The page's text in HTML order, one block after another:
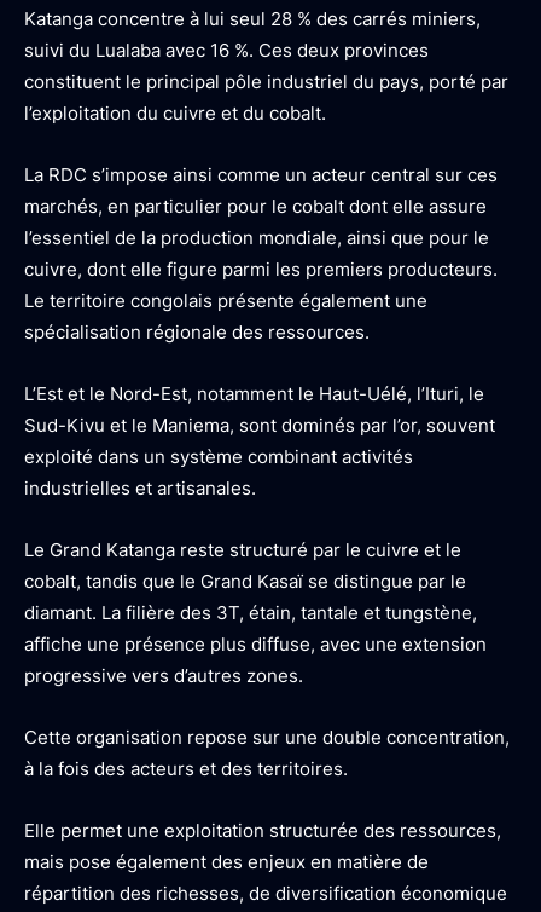
Katanga concentre à lui seul 28 % des carrés miniers,
suivi du Lualaba avec 16 %. Ces deux provinces
constituent le principal pôle industriel du pays, porté par
l’exploitation du cuivre et du cobalt.
La RDC s’impose ainsi comme un acteur central sur ces
marchés, en particulier pour le cobalt dont elle assure
l’essentiel de la production mondiale, ainsi que pour le
cuivre, dont elle figure parmi les premiers producteurs.
Le territoire congolais présente également une
spécialisation régionale des ressources.
L’Est et le Nord-Est, notamment le Haut-Uélé, l’Ituri, le
Sud-Kivu et le Maniema, sont dominés par l’or, souvent
exploité dans un système combinant activités
industrielles et artisanales.
Le Grand Katanga reste structuré par le cuivre et le
cobalt, tandis que le Grand Kasaï se distingue par le
diamant. La filière des 3T, étain, tantale et tungstène,
affiche une présence plus diffuse, avec une extension
progressive vers d’autres zones.
Cette organisation repose sur une double concentration,
à la fois des acteurs et des territoires.
Elle permet une exploitation structurée des ressources,
mais pose également des enjeux en matière de
répartition des richesses, de diversification économique